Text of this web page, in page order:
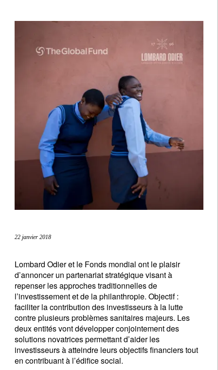
22 janvier 2018
Lombard Odier et le Fonds mondial ont le plaisir
d’annoncer un partenariat stratégique visant à
repenser les approches traditionnelles de
l’investissement et de la philanthropie. Objectif :
faciliter la contribution des investisseurs à la lutte
contre plusieurs problèmes sanitaires majeurs. Les
deux entités vont développer conjointement des
solutions novatrices permettant d’aider les
investisseurs à atteindre leurs objectifs financiers tout
en contribuant à l’édifice social.